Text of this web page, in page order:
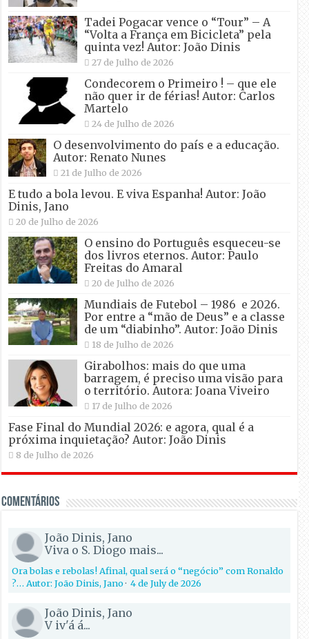
Tadei Pogacar vence o “Tour” – A
“Volta a França em Bicicleta” pela
quinta vez! Autor: João Dinis
27 de Julho de 2026
Condecorem o Primeiro ! – que ele
não quer ir de férias! Autor: Carlos
Martelo
24 de Julho de 2026
O desenvolvimento do país e a educação.
Autor: Renato Nunes
21 de Julho de 2026
E tudo a bola levou. E viva Espanha! Autor: João
Dinis, Jano
20 de Julho de 2026
O ensino do Português esqueceu-se
dos livros eternos. Autor: Paulo
Freitas do Amaral
20 de Julho de 2026
Mundiais de Futebol – 1986 e 2026.
Por entre a “mão de Deus” e a classe
de um “diabinho”. Autor: João Dinis
18 de Julho de 2026
Girabolhos: mais do que uma
barragem, é preciso uma visão para
o território. Autora: Joana Viveiro
17 de Julho de 2026
Fase Final do Mundial 2026: e agora, qual é a
próxima inquietação? Autor: João Dinis
8 de Julho de 2026
Comentários
João Dinis, Jano
Viva o S. Diogo mais...
Ora bolas e rebolas! Afinal, qual será o “negócio” com Ronaldo
?… Autor: João Dinis, Jano·4 de July de 2026
João Dinis, Jano
V iv'á á...